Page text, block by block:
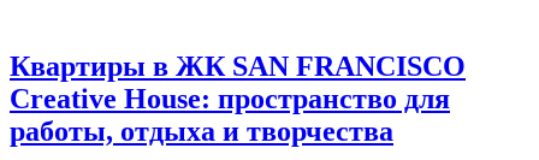
Квартиры в ЖК SAN FRANCISCO
Creative House: пространство для
работы, отдыха и творчества